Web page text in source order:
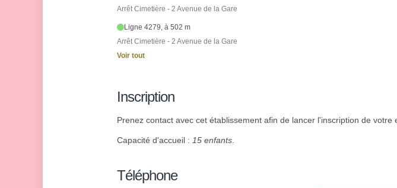
Arrêt Cimetière - 2 Avenue de la Gare
Ligne 4279, à 502 m
Arrêt Cimetière - 2 Avenue de la Gare
Voir tout
Inscription
Prenez contact avec cet établissement afin de lancer l'inscription de votre
Capacité d'accueil : 15 enfants.
Téléphone